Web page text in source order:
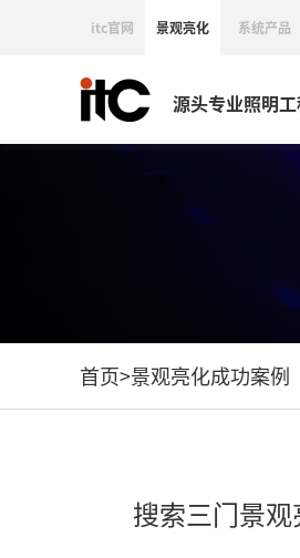
itc官网 景观亮化 系统产品
源头专业照明
首页>景观亮化成功案例
搜索三门景